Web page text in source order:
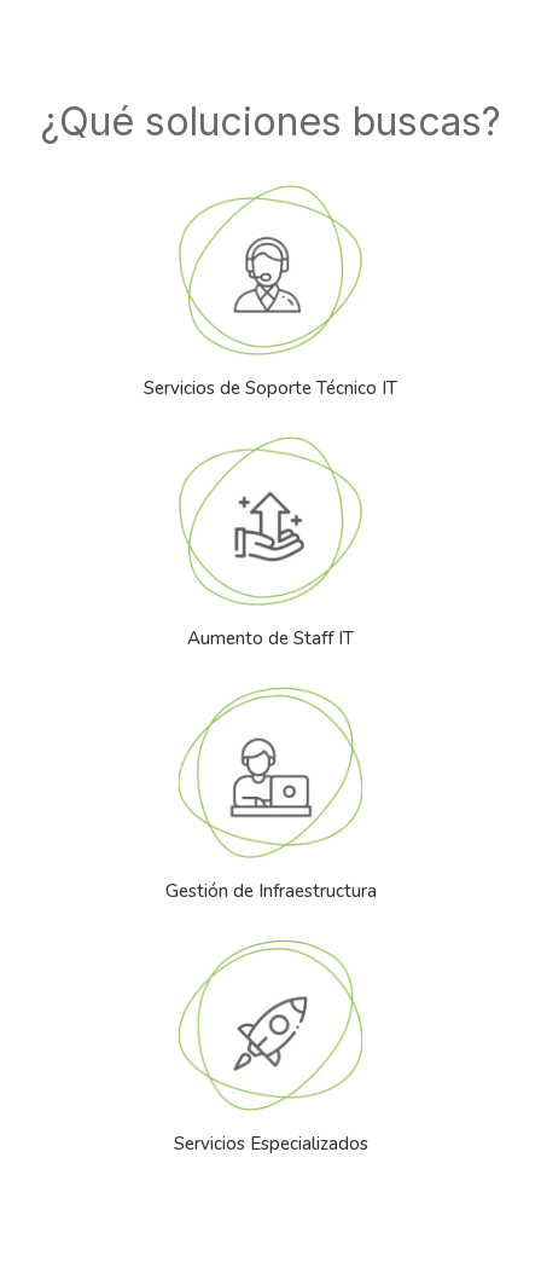
¿Qué soluciones buscas?
Servicios de Soporte Técnico IT
Aumento de Staff IT
Gestión de Infraestructura
Servicios Especializados